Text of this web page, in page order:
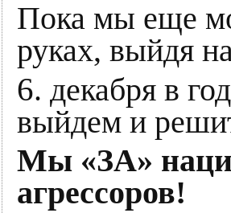
Пока мы еще
руках, выйдя
6. декабря в
выйдем и
Мы «ЗА»
агрессоров!